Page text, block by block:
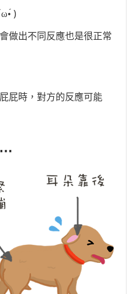
)
做出不同反應也是很正常
屁時，對方的反應可能
…